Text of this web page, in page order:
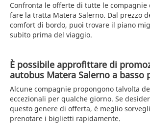
Confronta le offerte di tutte le
fare la tratta Matera Salerno. Dal prezzo
comfort di bordo, puoi trovare il piano
subito prima del viaggio.
È possibile approfittare di
autobus Matera Salerno a basso
Alcune compagnie propongono talvolta
eccezionali per qualche giorno. Se
questo genere di offerta, è meglio
prenotare i biglietti rapidamente.